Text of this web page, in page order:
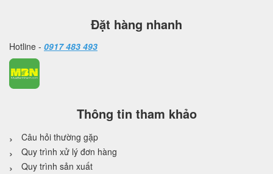
Đặt hàng nhanh
Hotline - 0917 483 493
Thông tin tham khảo
Câu hỏi thường gặp
Quy trình xử lý đơn hàng
Quy trình sản xuất